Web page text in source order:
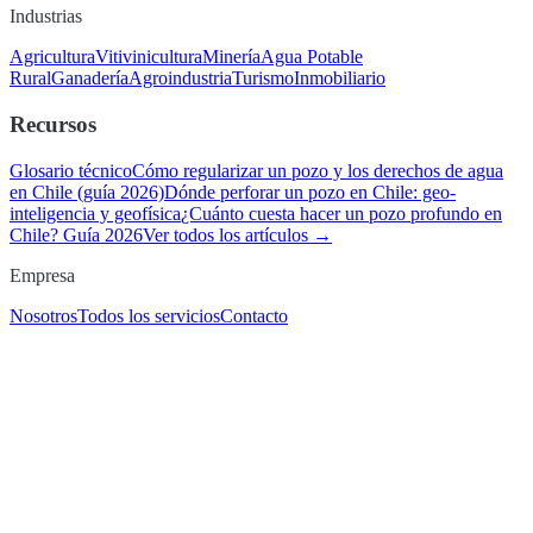
Industrias
AgriculturaVitiviniculturaMineríaAgua Potable
RuralGanaderíaAgroindustriaTurismoInmobiliario
Recursos
Glosario técnicoCómo regularizar un pozo y los derechos de agua
en Chile (guía 2026)Dónde perforar un pozo en Chile: geo-
inteligencia y geofísica¿Cuánto cuesta hacer un pozo profundo en
Chile? Guía 2026Ver todos los artículos →
Empresa
NosotrosTodos los serviciosContacto